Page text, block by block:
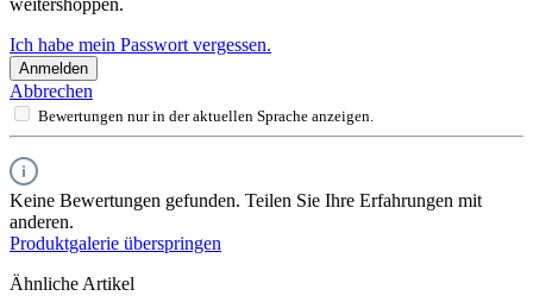
weitershoppen.
Ich habe mein Passwort vergessen.
Anmelden
Abbrechen
Bewertungen nur in der aktuellen Sprache anzeigen.
Keine Bewertungen gefunden. Teilen Sie Ihre Erfahrungen mit
anderen.
Produktgalerie überspringen
Ähnliche Artikel